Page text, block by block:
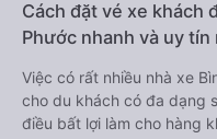
Cách đặt vé xe khách
Phước nhanh và uy tín
Việc có rất nhiều nhà xe
cho du khách có đa dạng
điều bất lợi làm cho hàng